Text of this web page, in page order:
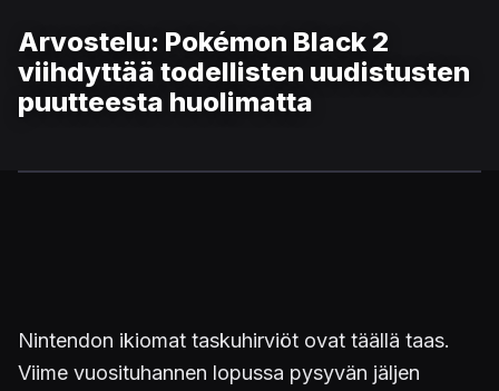
Arvostelu: Pokémon Black 2
viihdyttää todellisten uudistusten
puutteesta huolimatta
Nintendon ikiomat taskuhirviöt ovat täällä taas.
Viime vuosituhannen lopussa pysyvän jäljen